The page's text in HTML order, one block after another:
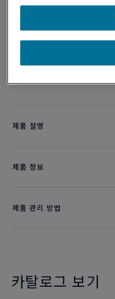
제품 설명
제품 정보
제품 관리 방법
카탈로그 보기